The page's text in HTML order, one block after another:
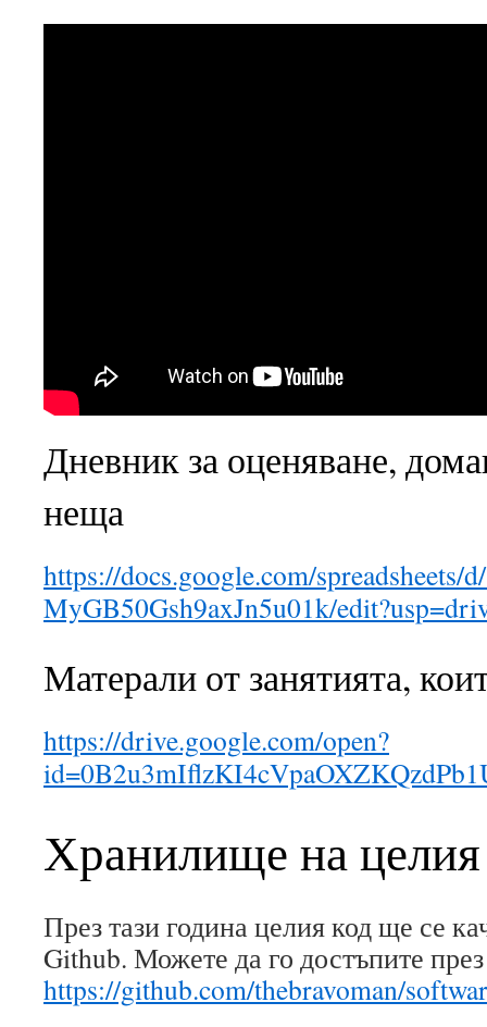
Дневник за оценяване,
неща
https://docs.google.com/
MyGB50Gsh9axJn5u01k/
Матерали от занятията,
https://drive.google.com/open?
Хранилище на
През тази година целия код ще се
Github. Можете да го достъпите през
https://github.com/thebravoman/